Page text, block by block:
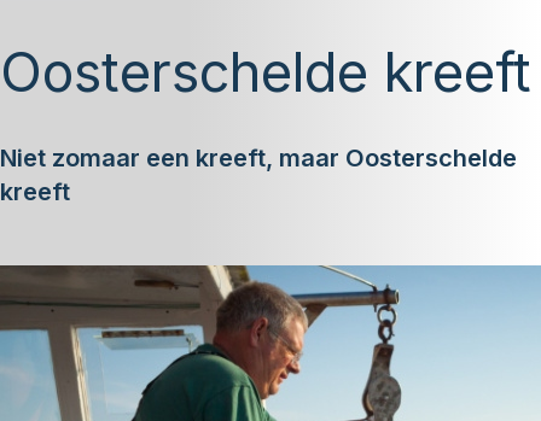
Oosterschelde kreeft
Niet zomaar een kreeft, maar Oosterschelde
kreeft